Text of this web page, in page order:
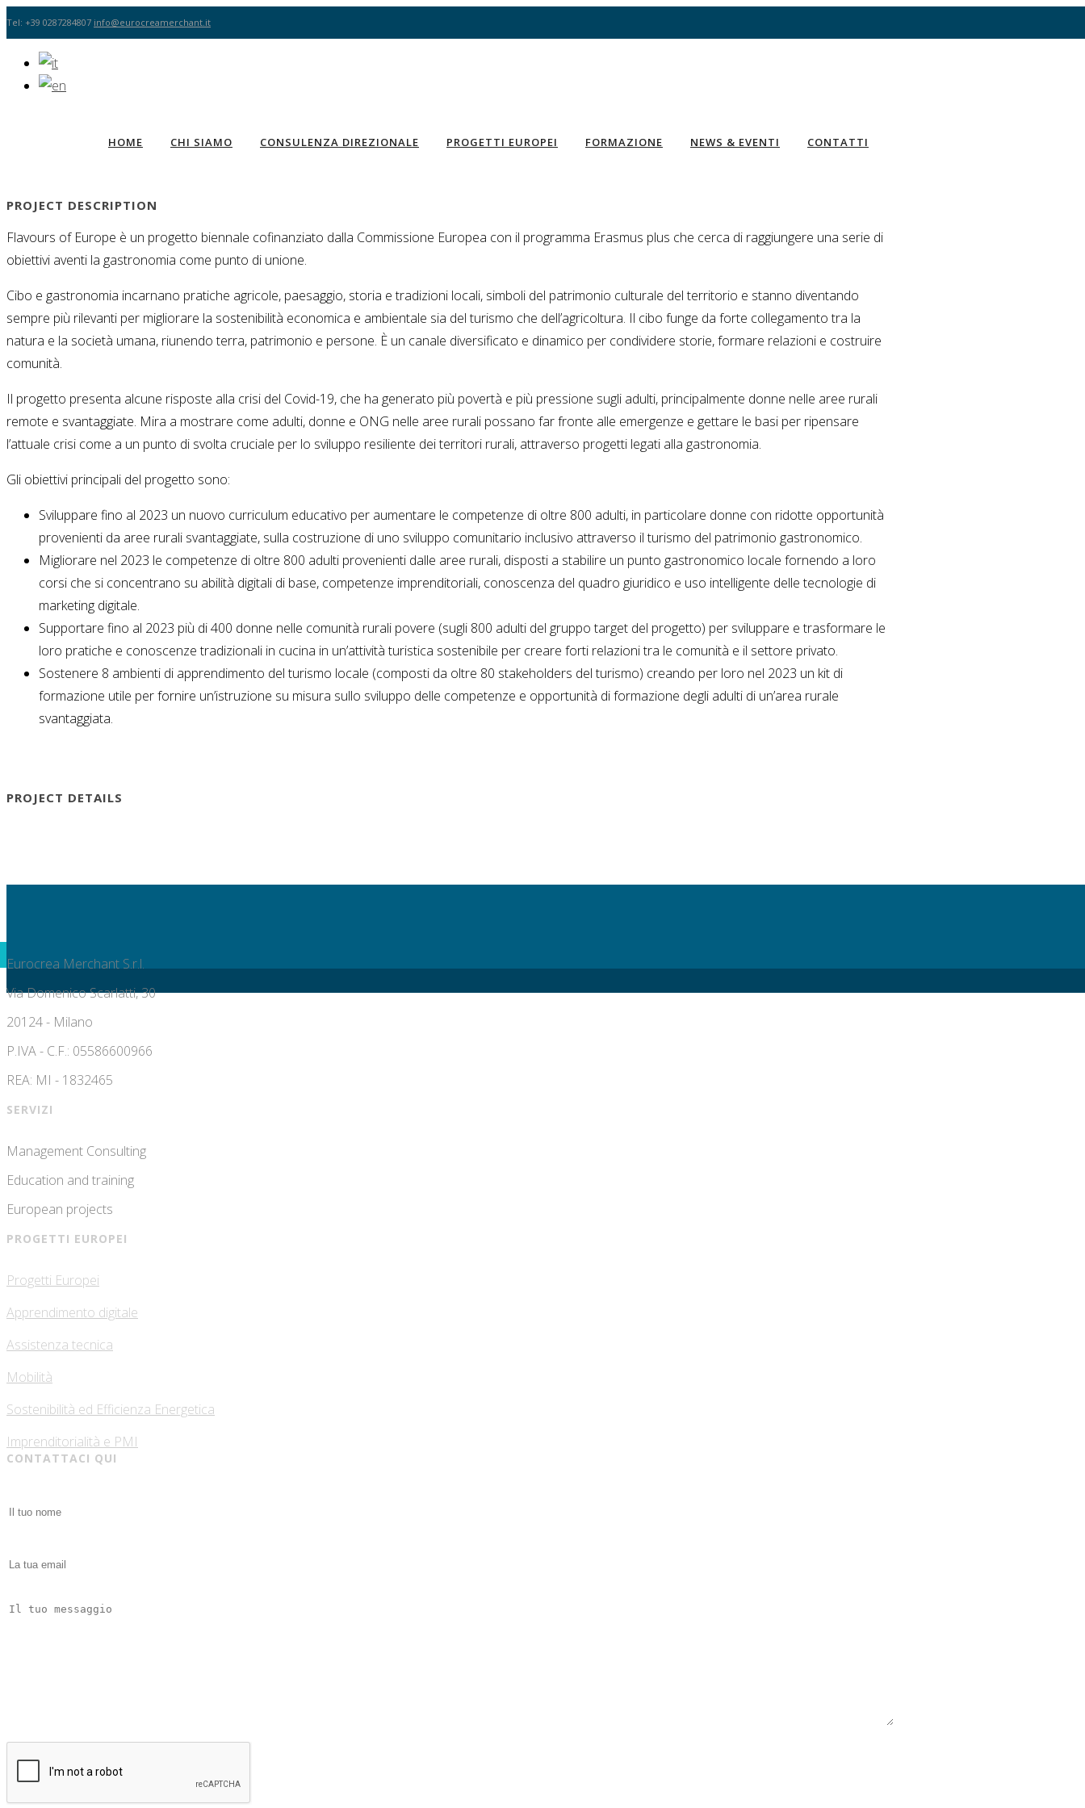
Tel: +39 0287284807 info@eurocreamerchant.it
HOME CHI SIAMO CONSULENZA DIREZIONALE PROGETTI EUROPEI FORMAZIONE NEWS & EVENTI CONTATTI
PROJECT DESCRIPTION
Flavours of Europe è un progetto biennale cofinanziato dalla Commissione Europea con il programma Erasmus plus che cerca di raggiungere una serie di
obiettivi aventi la gastronomia come punto di unione.
Cibo e gastronomia incarnano pratiche agricole, paesaggio, storia e tradizioni locali, simboli del patrimonio culturale del territorio e stanno diventando
sempre più rilevanti per migliorare la sostenibilità economica e ambientale sia del turismo che dell’agricoltura. Il cibo funge da forte collegamento tra la
natura e la società umana, riunendo terra, patrimonio e persone. È un canale diversificato e dinamico per condividere storie, formare relazioni e costruire
comunità.
Il progetto presenta alcune risposte alla crisi del Covid-19, che ha generato più povertà e più pressione sugli adulti, principalmente donne nelle aree rurali
remote e svantaggiate. Mira a mostrare come adulti, donne e ONG nelle aree rurali possano far fronte alle emergenze e gettare le basi per ripensare
l’attuale crisi come a un punto di svolta cruciale per lo sviluppo resiliente dei territori rurali, attraverso progetti legati alla gastronomia.
Gli obiettivi principali del progetto sono:
Sviluppare fino al 2023 un nuovo curriculum educativo per aumentare le competenze di oltre 800 adulti, in particolare donne con ridotte opportunità
provenienti da aree rurali svantaggiate, sulla costruzione di uno sviluppo comunitario inclusivo attraverso il turismo del patrimonio gastronomico.
Migliorare nel 2023 le competenze di oltre 800 adulti provenienti dalle aree rurali, disposti a stabilire un punto gastronomico locale fornendo a loro
corsi che si concentrano su abilità digitali di base, competenze imprenditoriali, conoscenza del quadro giuridico e uso intelligente delle tecnologie di
marketing digitale.
Supportare fino al 2023 più di 400 donne nelle comunità rurali povere (sugli 800 adulti del gruppo target del progetto) per sviluppare e trasformare le
loro pratiche e conoscenze tradizionali in cucina in un’attività turistica sostenibile per creare forti relazioni tra le comunità e il settore privato.
Sostenere 8 ambienti di apprendimento del turismo locale (composti da oltre 80 stakeholders del turismo) creando per loro nel 2023 un kit di
formazione utile per fornire un’istruzione su misura sullo sviluppo delle competenze e opportunità di formazione degli adulti di un’area rurale
svantaggiata.
PROJECT DETAILS
Eurocrea Merchant S.r.l.
Via Domenico Scarlatti, 30
20124 - Milano
P.IVA - C.F.: 05586600966
REA: MI - 1832465
SERVIZI
Management Consulting
Education and training
European projects
PROGETTI EUROPEI
Progetti Europei
Apprendimento digitale
Assistenza tecnica
Mobilità
Sostenibilità ed Efficienza Energetica
Imprenditorialità e PMI
CONTATTACI QUI